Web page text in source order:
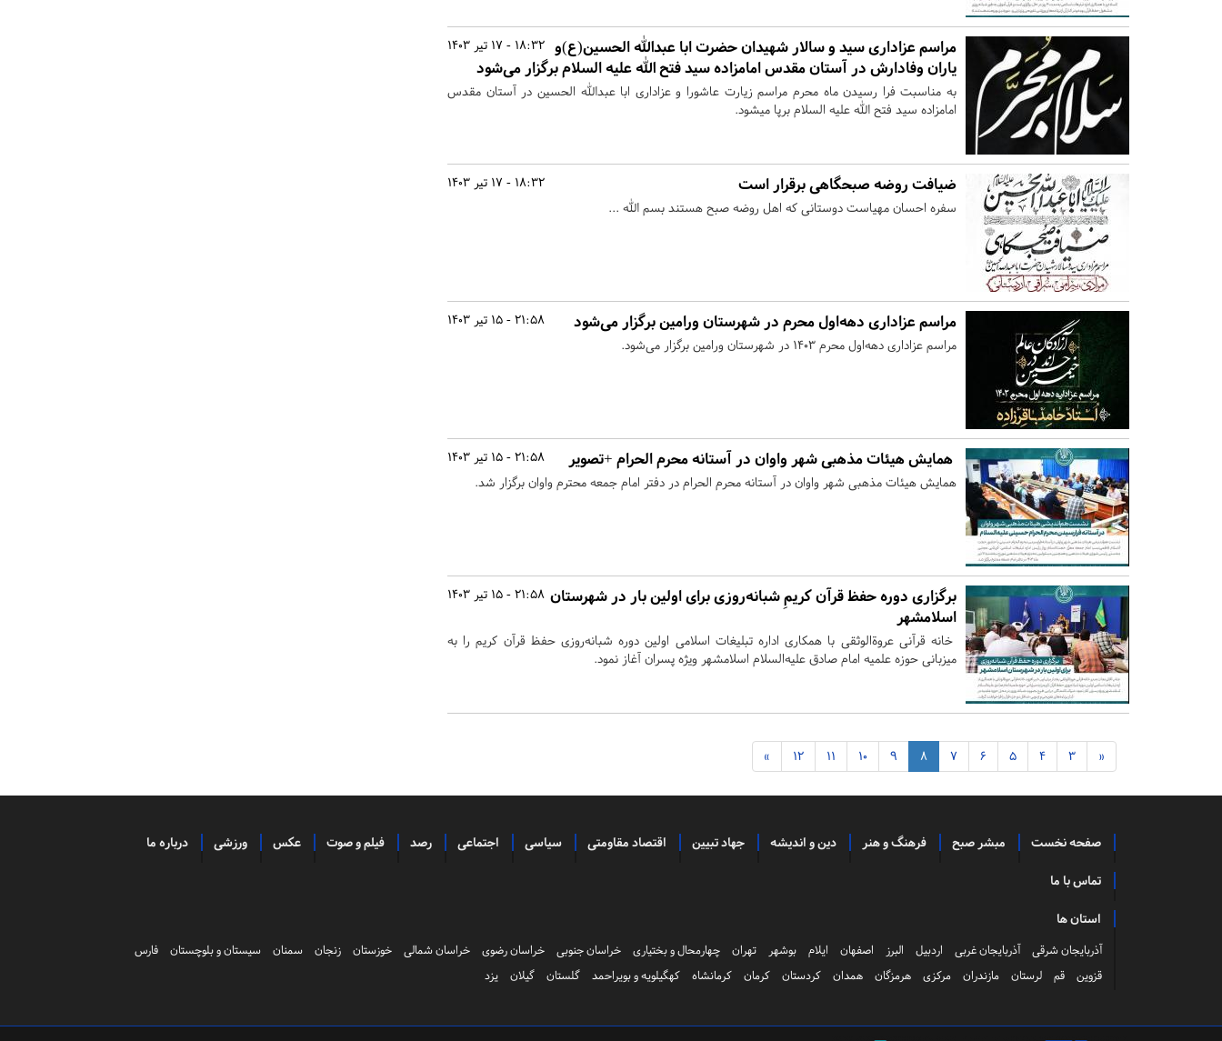
18:32 - 17 تیر 1403
مراسم عزاداری سید و سالار شهیدان حضرت ابا عبدالله الحسین(ع)و
یاران وفادارش در آستان مقدس امامزاده سید فتح الله علیه السلام برگزار می‌شود
به مناسبت فرا رسیدن ماه محرم مراسم زیارت عاشورا و عزاداری ابا عبدالله الحسین در آستان مقدس
امامزاده سید فتح الله علیه السلام برپا میشود.
18:32 - 17 تیر 1403 ضیافت روضه صبحگاهی برقرار است
سفره احسان مهیاست دوستانی که اهل روضه صبح هستند بسم الله ...
21:58 - 15 تیر 1403 مراسم عزاداری دهه‌اول محرم در شهرستان ورامین برگزار می‌شود
مراسم عزاداری دهه‌اول محرم ۱۴۰۳ در شهرستان ورامین برگزار می‌شود.
21:58 - 15 تیر 1403 همایش هیئات مذهبی شهر واوان در آستانه محرم الحرام +تصویر
همایش هیئات مذهبی شهر واوان در آستانه محرم الحرام در دفتر امام جمعه محترم واوان برگزار شد.
21:58 - 15 تیر 1403 برگزاری دوره حفظ قرآن کریمِ شبانه‌روزی برای اولین بار در شهرستان
اسلامشهر
خانه قرآنی عروة‌الوثقی با همکاری اداره تبلیغات اسلامی اولین دوره شبانه‌روزی حفظ قرآن کریم را به
میزبانی حوزه علمیه امام صادق علیه‌السلام اسلامشهر ویژه پسران آغاز نمود.
«
3
4
5
6
7
8
9
10
11
12
»
صفحه نخست مبشر صبح فرهنگ و هنر دین و اندیشه جهاد تبیین اقتصاد مقاومتی سیاسی اجتماعی رصد فیلم و صوت عکس ورزشی درباره ما
تماس با ما
استان ها
آذربایجان شرقی آذربایجان غربی اردبیل البرز اصفهان ایلام بوشهر تهران چهارمحال و بختیاری خراسان جنوبی خراسان رضوی خراسان شمالی خوزستان زنجان سمنان سیستان و بلوچستان
فارس
قزوین
قم لرستان مازندران مرکزی هرمزگان همدان کردستان کرمان کرمانشاه کهگیلویه و بویراحمد گلستان گیلان یزد